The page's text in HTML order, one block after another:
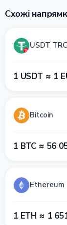
Схожі
USDT
1 USDT ≈ 1
Bitcoin
1 BTC ≈ 56
Ethereum
1 ETH ≈ 1